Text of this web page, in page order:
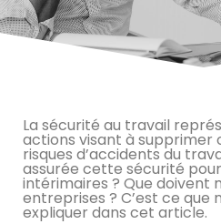
La sécurité au travail
actions visant à supprimer
risques d’accidents du
assurée cette sécurité
intérimaires ? Que doivent
entreprises ? C’est ce que
expliquer dans cet article.